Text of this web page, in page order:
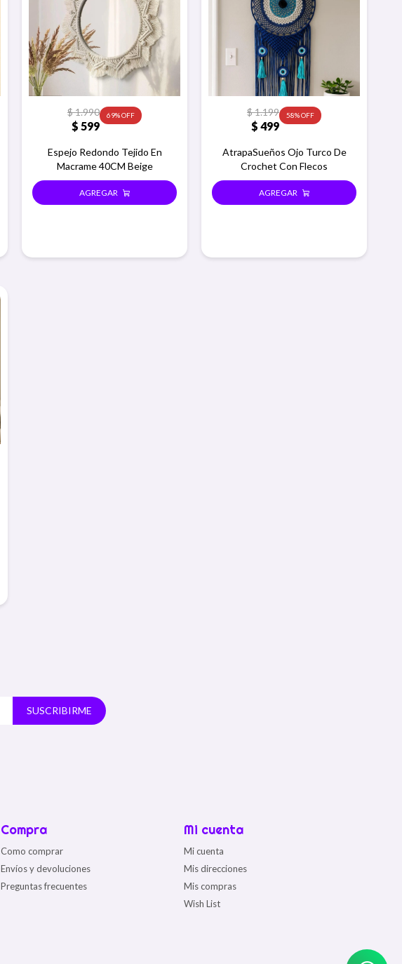
$ 599
$1.990 69
Espejo Redondo Tejido En
Macrame 40CM Beige
$ 499
$1.199 58
AtrapaSueños Ojo Turco De
Crochet Con Flecos
Compra
Como comprar
Envíos y devoluciones
Preguntas frecuentes
Mi cuenta
Mi cuenta
Mis direcciones
Mis compras
Wish List
SUSCRIBIRME